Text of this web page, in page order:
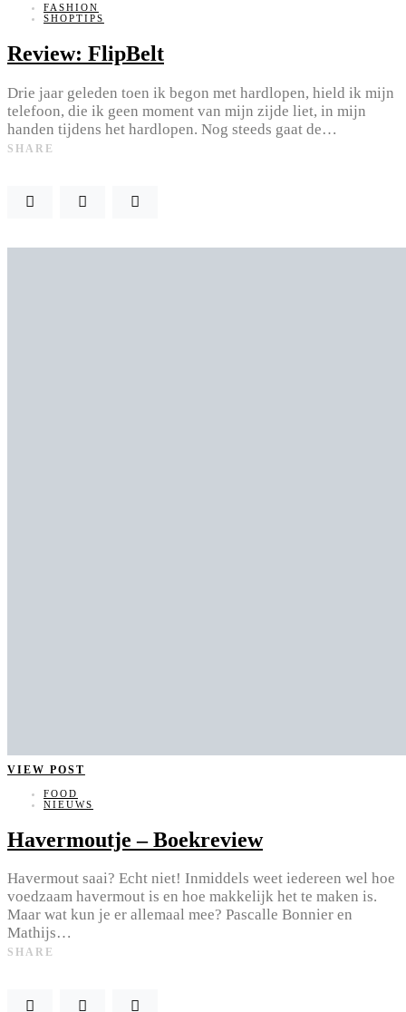
FASHION
SHOPTIPS
Review: FlipBelt
Drie jaar geleden toen ik begon met hardlopen, hield ik mijn
telefoon, die ik geen moment van mijn zijde liet, in mijn
handen tijdens het hardlopen. Nog steeds gaat de…
SHARE
VIEW POST
FOOD
NIEUWS
Havermoutje – Boekreview
Havermout saai? Echt niet! Inmiddels weet iedereen wel hoe
voedzaam havermout is en hoe makkelijk het te maken is.
Maar wat kun je er allemaal mee? Pascalle Bonnier en
Mathijs…
SHARE